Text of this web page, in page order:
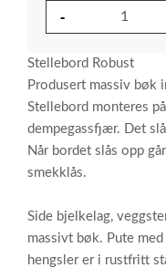
Stellebord Robust
Produsert massiv bøk
Stellebord monteres
dempegassfjær. Det
Når bordet slås opp
smekklås.
Side bjelkelag,
massivt bøk. Pute
hengsler er i rustfritt